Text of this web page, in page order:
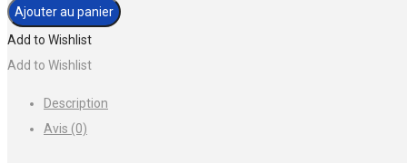
de
Ensemble
Beige
Ajouter au panier
Add to Wishlist
Add to Wishlist
Description
Avis (0)